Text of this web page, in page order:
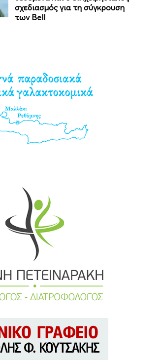
σχεδιασμός για τη σύγκρουση
των Bell